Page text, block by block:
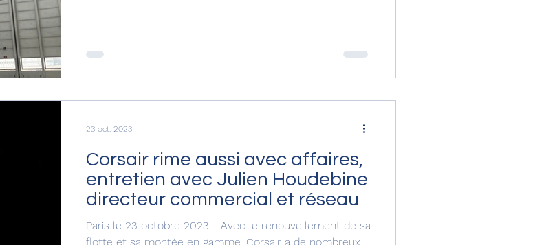
Corsair rime aussi avec affaires,
entretien avec Julien Houdebine
directeur commercial et réseau
Paris le 23 octobre 2023 - Avec le renouvellement de sa
flotte et sa montée en gamme, Corsair a de nombreux
23 oct. 2023